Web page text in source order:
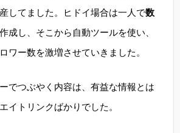
してました。ヒドイ場合は一人で数
成し、そこから自動ツールを使い、
ワー数を激増させていきました。
でつぶやく内容は、有益な情報とは
イトリンクばかりでした。